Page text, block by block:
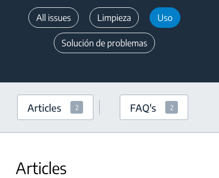
All issues Limpieza Uso
Solución de problemas
Articles 2 FAQ's 2
Articles